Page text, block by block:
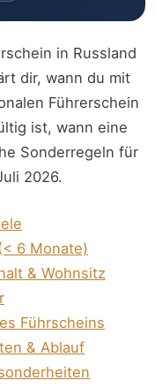
in Russland
dir, wann du mit
Führerschein
ist, wann eine
Sonderregeln für
2026.
6 Monate)
& Wohnsitz
Führscheins
& Ablauf